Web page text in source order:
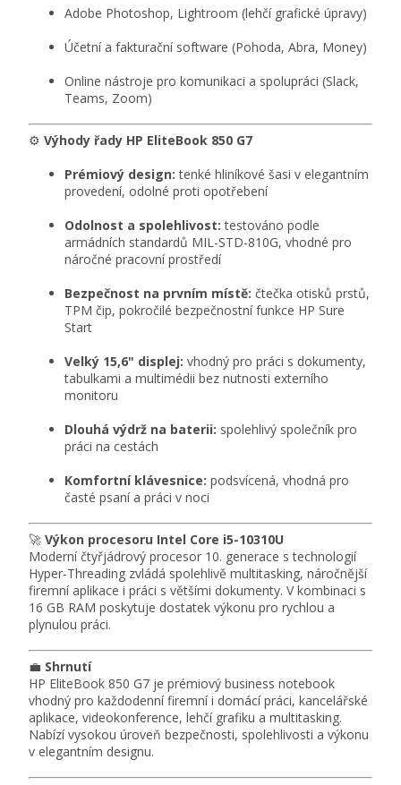
Adobe Photoshop, Lightroom (lehčí grafické úpravy)
Účetní a fakturační software (Pohoda, Abra, Money)
Online nástroje pro komunikaci a spolupráci (Slack,
Teams, Zoom)
⚙️ Výhody řady HP EliteBook 850 G7
Prémiový design: tenké hliníkové šasi v elegantním
provedení, odolné proti opotřebení
Odolnost a spolehlivost: testováno podle
armádních standardů MIL-STD-810G, vhodné pro
náročné pracovní prostředí
Bezpečnost na prvním místě: čtečka otisků prstů,
TPM čip, pokročilé bezpečnostní funkce HP Sure
Start
Velký 15,6" displej: vhodný pro práci s dokumenty,
tabulkami a multimédii bez nutnosti externího
monitoru
Dlouhá výdrž na baterii: spolehlivý společník pro
práci na cestách
Komfortní klávesnice: podsvícená, vhodná pro
časté psaní a práci v noci
🚀 Výkon procesoru Intel Core i5-10310U
Moderní čtyřjádrový procesor 10. generace s technologií
Hyper-Threading zvládá spolehlivě multitasking, náročnější
firemní aplikace i práci s většími dokumenty. V kombinaci s
16 GB RAM poskytuje dostatek výkonu pro rychlou a
plynulou práci.
💼 Shrnutí
HP EliteBook 850 G7 je prémiový business notebook
vhodný pro každodenní firemní i domácí práci, kancelářské
aplikace, videokonference, lehčí grafiku a multitasking.
Nabízí vysokou úroveň bezpečnosti, spolehlivosti a výkonu
v elegantním designu.